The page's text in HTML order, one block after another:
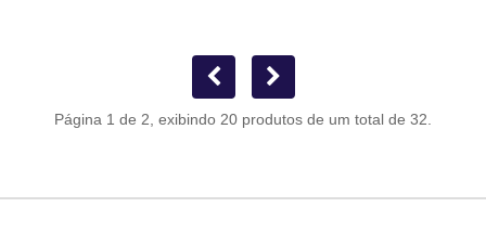
Página 1 de 2, exibindo 20 produtos de um total de 32.